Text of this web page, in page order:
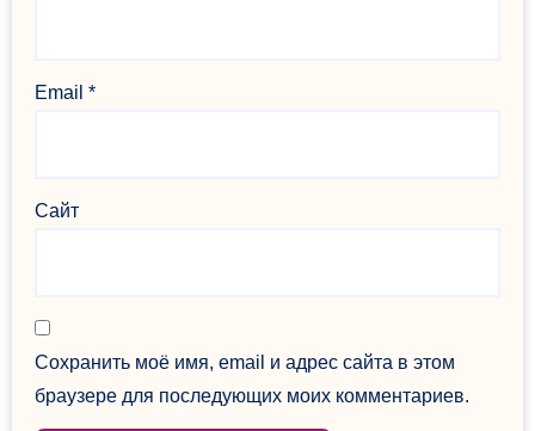
Email*
Сайт
Сохранить моё имя, email и адрес сайта в этом
браузере для последующих моих комментариев.